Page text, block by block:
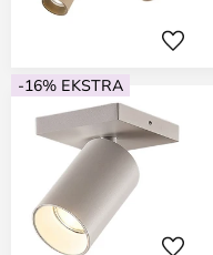
-16% EKSTRA